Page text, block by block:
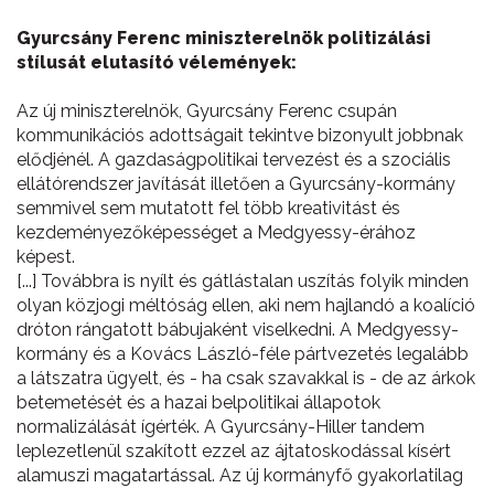
Gyurcsány Ferenc miniszterelnök politizálási
stílusát elutasító vélemények:
Az új miniszterelnök, Gyurcsány Ferenc csupán
kommunikációs adottságait tekintve bizonyult jobbnak
elődjénél. A gazdaságpolitikai tervezést és a szociális
ellátórendszer javítását illetően a Gyurcsány-kormány
semmivel sem mutatott fel több kreativitást és
kezdeményezőképességet a Medgyessy-érához
képest.
[...] Továbbra is nyílt és gátlástalan uszítás folyik minden
olyan közjogi méltóság ellen, aki nem hajlandó a koalíció
dróton rángatott bábujaként viselkedni. A Medgyessy-
kormány és a Kovács László-féle pártvezetés legalább
a látszatra ügyelt, és - ha csak szavakkal is - de az árkok
betemetését és a hazai belpolitikai állapotok
normalizálását ígérték. A Gyurcsány-Hiller tandem
leplezetlenül szakított ezzel az ájtatoskodással kísért
alamuszi magatartással. Az új kormányfő gyakorlatilag